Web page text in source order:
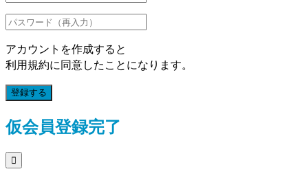
アカウントを作成すると
利用規約に同意したことになります。
登録する
仮会員登録完了
